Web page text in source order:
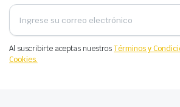
Al suscribirte aceptas nuestrosTérminos y
Cookies.